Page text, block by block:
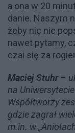
a ona w 20
danie. Naszym
żeby nic nie
nawet pytamy,
czai się za
Maciej Stuhr–
na
Współtworzy
gdzie zagrał
m.in. w